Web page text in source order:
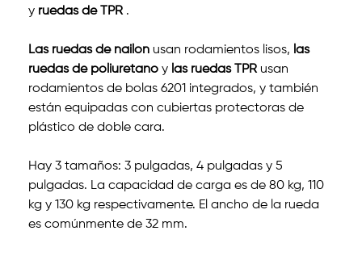
y ruedas de TPR.
Las ruedas de nailon usan rodamientos lisos, las
ruedas de poliuretano y las ruedas TPRusan
rodamientos de bolas 6201 integrados, y también
están equipadas con cubiertas protectoras de
plástico de doble cara.
Hay 3 tamaños: 3 pulgadas, 4 pulgadas y 5
pulgadas. La capacidad de carga es de 80 kg, 110
kg y 130 kg respectivamente. El ancho de la rueda
es comúnmente de 32 mm.